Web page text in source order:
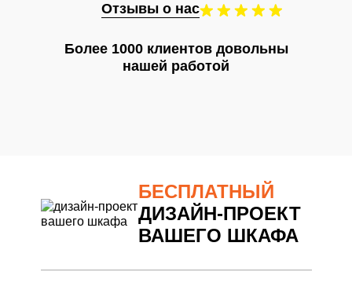
Отзывы о нас
Более 1000 клиентов довольны
нашей работой
БЕСПЛАТНЫЙ
ДИЗАЙН-ПРОЕКТ
ВАШЕГО ШКАФА